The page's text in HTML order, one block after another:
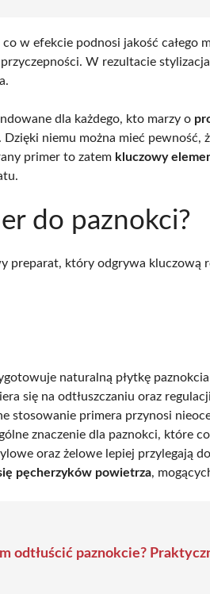
co w efekcie podnosi jakość całego
W rezultacie
dla każdego, kto marzy o
niemu można mieć pewność,
primer to zatem kluczowy
do paznokci?
preparat, który odgrywa kluczową
naturalną płytkę paznokcia
się na odtłuszczaniu oraz
stosowanie primera przynosi
znaczenie dla paznokci, które
oraz żelowe lepiej przylegają
pęcherzyków powietrza,
odtłuścić paznokcie?